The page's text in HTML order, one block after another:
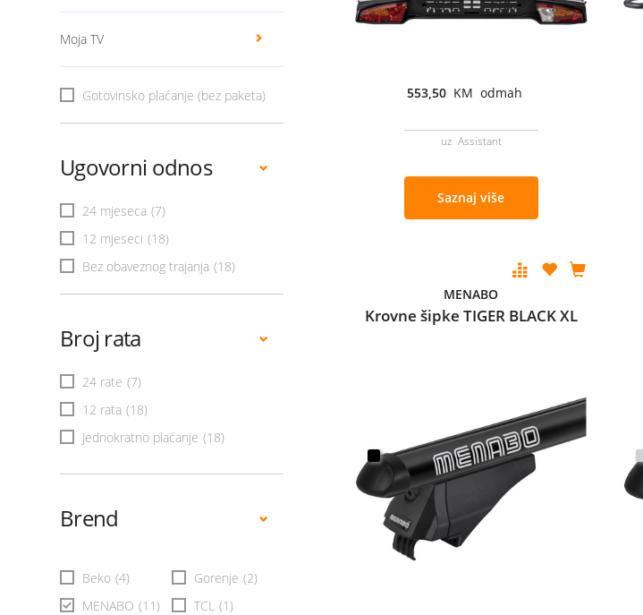
Moja TV
Gotovinsko plaćanje (bez paketa)
Ugovorni odnos
24 mjeseca (7)
12 mjeseci (18)
Bez obaveznog trajanja (18)
Broj rata
24 rate (7)
12 rata (18)
Jednokratno plaćanje (18)
Brend
Beko (4) Gorenje (2)
MENABO (11) TCL (1)
553,50 KM odmah
uz Assistant
Saznaj više
MENABO
Krovne šipke TIGER BLACK XL